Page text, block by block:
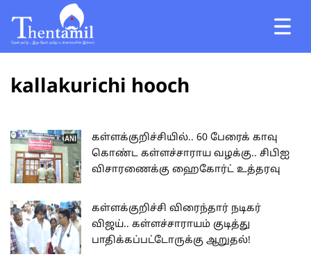
kallakurichi hooch
கள்ளக்குறிச்சியில்.. 60 பேரைக் காவு
கொண்ட கள்ளச்சாராய வழக்கு.. சிபிஐ
விசாரணைக்கு ஹைகோர்ட் உத்தரவு
கள்ளக்குறிச்சி விரைந்தார் நடிகர்
விஜய்.. கள்ளச்சாராயம் குடித்து
பாதிக்கப்பட்டோருக்கு ஆறுதல்!